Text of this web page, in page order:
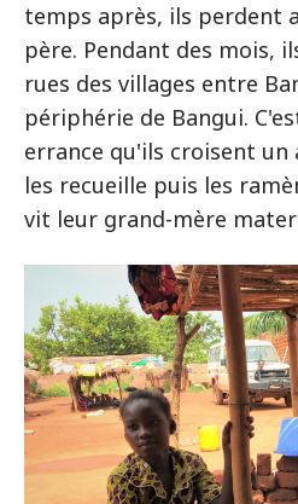
temps après, ils perdent
père. Pendant des mois,
rues des villages entre
périphérie de Bangui.
errance qu'ils croisent un
les recueille puis les
vit leur grand-mère